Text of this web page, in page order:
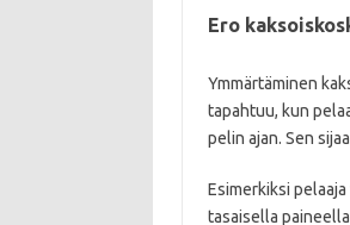
Ero
Ymmärtäminen
tapahtuu, kun
pelin ajan. Sen
Esimerkiksi
tasaisella